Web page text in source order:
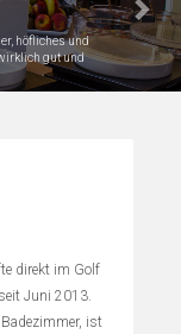
Very close
direkt im Golf
Juni 2013.
ist